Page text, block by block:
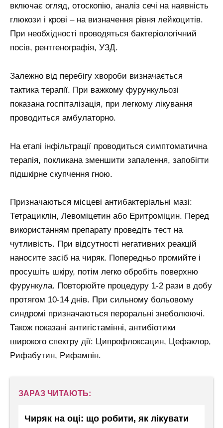
включає огляд, отоскопію, аналіз сечі на наявність
глюкози і крові – на визначення рівня лейкоцитів.
При необхідності проводяться бактеріологічний
посів, рентгенографія, УЗД.
Залежно від перебігу хвороби визначається
тактика терапії. При важкому фурункульозі
показана госпіталізація, при легкому лікування
проводиться амбулаторно.
На етапі інфільтрації проводиться симптоматична
терапія, покликана зменшити запалення, запобігти
підшкірне скупчення гною.
Призначаються місцеві антибактеріальні мазі:
Тетрациклін, Левоміцетин або Еритроміцин. Перед
використанням препарату проведіть тест на
чутливість. При відсутності негативних реакцій
наносите засіб на чиряк. Попередньо промийте і
просушіть шкіру, потім легко обробіть поверхню
фурункула. Повторюйте процедуру 1-2 рази в добу
протягом 10-14 днів. При сильному больовому
синдромі призначаються пероральні знеболюючі.
Також показані антигістамінні, антибіотики
широкого спектру дії: Ципрофлоксацин, Цефаклор,
Рифабутин, Рифампін.
ЗАРАЗ ЧИТАЮТЬ:
Чиряк на оці: що робити, як лікувати